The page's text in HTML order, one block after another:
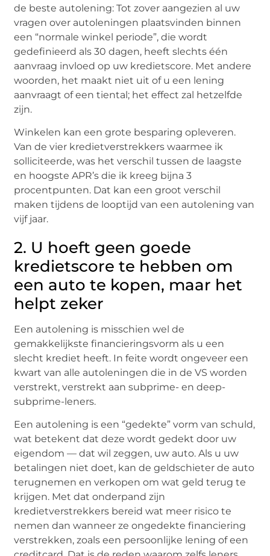
de beste autolening: Tot zover aangezien al uw
vragen over autoleningen plaatsvinden binnen
een “normale winkel periode”, die wordt
gedefinieerd als 30 dagen, heeft slechts één
aanvraag invloed op uw kredietscore. Met andere
woorden, het maakt niet uit of u een lening
aanvraagt of een tiental; het effect zal hetzelfde
zijn.
Winkelen kan een grote besparing opleveren.
Van de vier kredietverstrekkers waarmee ik
solliciteerde, was het verschil tussen de laagste
en hoogste APR’s die ik kreeg bijna 3
procentpunten. Dat kan een groot verschil
maken tijdens de looptijd van een autolening van
vijf jaar.
2. U hoeft geen goede
kredietscore te hebben om
een auto te kopen, maar het
helpt zeker
Een autolening is misschien wel de
gemakkelijkste financieringsvorm als u een
slecht krediet heeft. In feite wordt ongeveer een
kwart van alle autoleningen die in de VS worden
verstrekt, verstrekt aan subprime- en deep-
subprime-leners.
Een autolening is een “gedekte” vorm van schuld,
wat betekent dat deze wordt gedekt door uw
eigendom — dat wil zeggen, uw auto. Als u uw
betalingen niet doet, kan de geldschieter de auto
terugnemen en verkopen om wat geld terug te
krijgen. Met dat onderpand zijn
kredietverstrekkers bereid wat meer risico te
nemen dan wanneer ze ongedekte financiering
verstrekken, zoals een persoonlijke lening of een